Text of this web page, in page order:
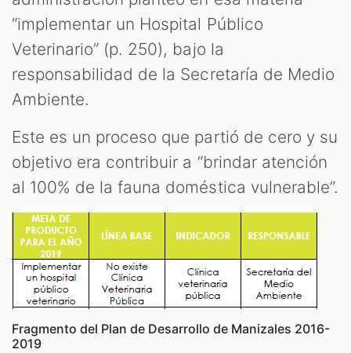
“implementar un Hospital Público
Veterinario” (p. 250), bajo la
responsabilidad de la Secretaría de Medio
Ambiente.
Este es un proceso que partió de cero y su
objetivo era contribuir a “brindar atención
al 100% de la fauna doméstica vulnerable”.
Fragmento del Plan de Desarrollo de Manizales 2016-
2019